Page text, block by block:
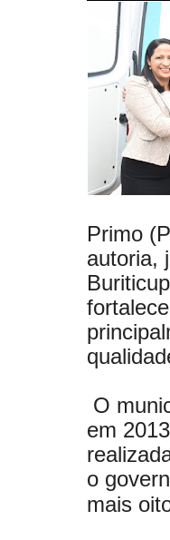
Primo
autoria,
O
em
o
mais